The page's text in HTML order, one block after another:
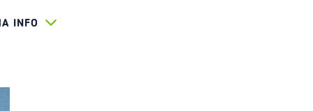
INFO